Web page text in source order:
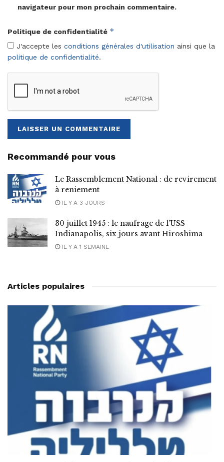
navigateur pour mon prochain commentaire.
Politique de confidentialité *
J'accepte les conditions générales d'utilisation ainsi que la
politique de confidentialité.
Recommandé pour vous
Le Rassemblement National : de revirement
à reniement
IL Y A 3 JOURS
30 juillet 1945 : le naufrage de l’USS
Indianapolis, six jours avant Hiroshima
IL Y A 1 SEMAINE
Articles populaires